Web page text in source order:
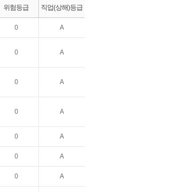
위험등급 직업(상해)등급
0 A
0 A
0 A
0 A
0 A
0 A
0 A